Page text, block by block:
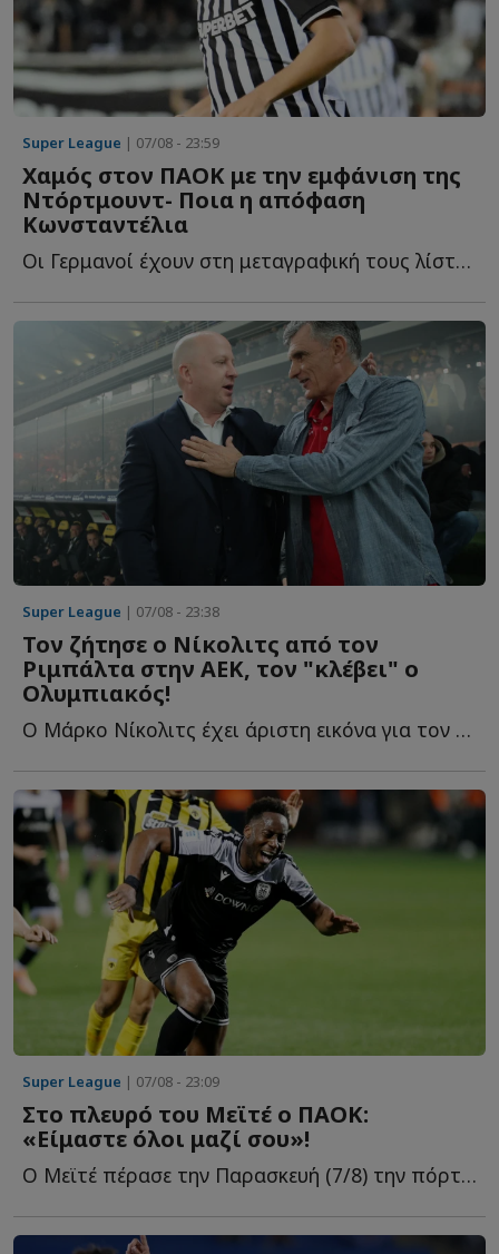
Super League | 07/08 - 23:59
Χαμός στον ΠΑΟΚ με την εμφάνιση της
Ντόρτμουντ- Ποια η απόφαση
Κωνσταντέλια
Οι Γερμανοί έχουν στη μεταγραφική τους λίστα και τον Γ...
Super League | 07/08 - 23:38
Τον ζήτησε ο Νίκολιτς από τον
Ριμπάλτα στην ΑΕΚ, τον "κλέβει" ο
Ολυμπιακός!
Ο Μάρκο Νίκολιτς έχει άριστη εικόνα για τον παίκτη κ...
Super League | 07/08 - 23:09
Στο πλευρό του Μεϊτέ ο ΠΑΟΚ:
«Είμαστε όλοι μαζί σου»!
Ο Μεϊτέ πέρασε την Παρασκευή (7/8) την πόρτα του χειρουργείου γ...